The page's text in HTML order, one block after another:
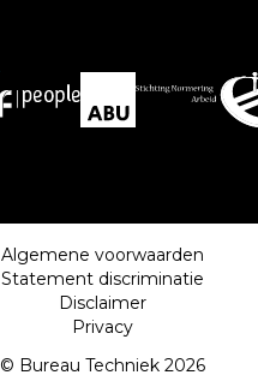
Algemene voorwaarden
Statement discriminatie
Disclaimer
Privacy
© Bureau Techniek 2026